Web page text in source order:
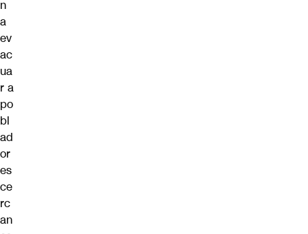
n
a
ev
ac
ua
r a
po
bl
ad
or
es
ce
rc
an